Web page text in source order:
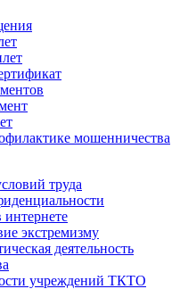
мошенничества
труда
интернете
экстремизму
деятельность
учреждений ТКТО